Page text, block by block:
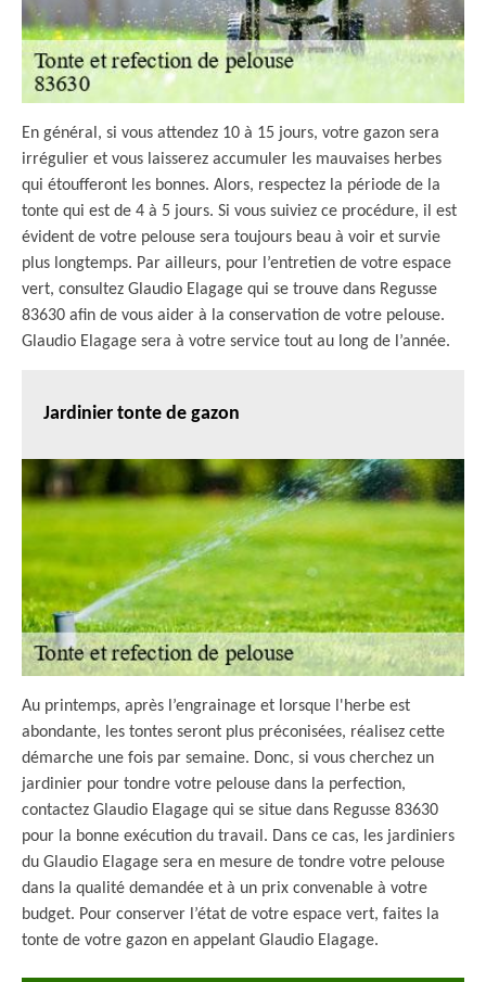
En général, si vous attendez 10 à 15 jours, votre gazon sera
irrégulier et vous laisserez accumuler les mauvaises herbes
qui étoufferont les bonnes. Alors, respectez la période de la
tonte qui est de 4 à 5 jours. Si vous suiviez ce procédure, il est
évident de votre pelouse sera toujours beau à voir et survie
plus longtemps. Par ailleurs, pour l’entretien de votre espace
vert, consultez Glaudio Elagage qui se trouve dans Regusse
83630 afin de vous aider à la conservation de votre pelouse.
Glaudio Elagage sera à votre service tout au long de l’année.
Jardinier tonte de gazon
Au printemps, après l’engrainage et lorsque l'herbe est
abondante, les tontes seront plus préconisées, réalisez cette
démarche une fois par semaine. Donc, si vous cherchez un
jardinier pour tondre votre pelouse dans la perfection,
contactez Glaudio Elagage qui se situe dans Regusse 83630
pour la bonne exécution du travail. Dans ce cas, les jardiniers
du Glaudio Elagage sera en mesure de tondre votre pelouse
dans la qualité demandée et à un prix convenable à votre
budget. Pour conserver l’état de votre espace vert, faites la
tonte de votre gazon en appelant Glaudio Elagage.